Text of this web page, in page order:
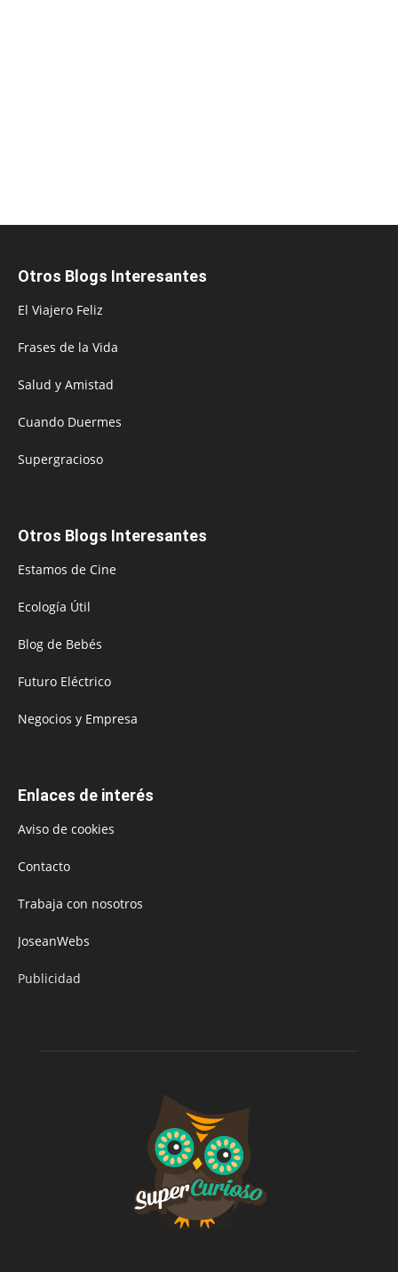
Otros Blogs Interesantes
El Viajero Feliz
Frases de la Vida
Salud y Amistad
Cuando Duermes
Supergracioso
Otros Blogs Interesantes
Estamos de Cine
Ecología Útil
Blog de Bebés
Futuro Eléctrico
Negocios y Empresa
Enlaces de interés
Aviso de cookies
Contacto
Trabaja con nosotros
JoseanWebs
Publicidad